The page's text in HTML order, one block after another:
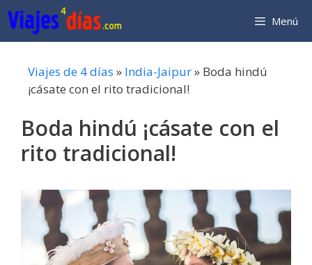
Saltar
al
contenido
Menú
Viajes de 4 días » India-Jaipur» Boda hindú
¡cásate con el rito tradicional!
Boda hindú ¡cásate con el
rito tradicional!